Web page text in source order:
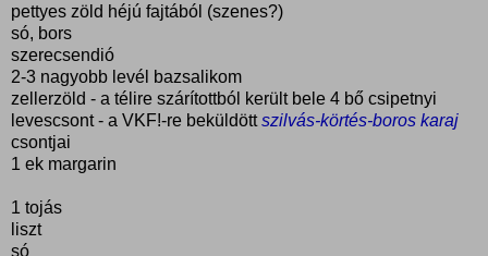
pettyes zöld héjú fajtából (szenes?)
só, bors
szerecsendió
2-3 nagyobb levél bazsalikom
zellerzöld - a télire szárítottból került bele 4 bő csipetnyi
levescsont - a VKF!-re beküldöttszilvás-körtés-boros karaj
csontjai
1 ek margarin
1 tojás
liszt
só